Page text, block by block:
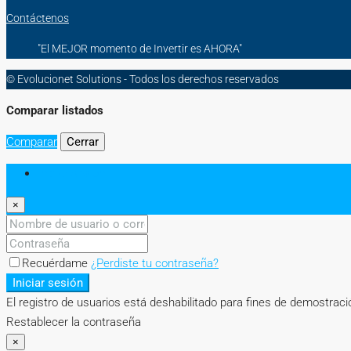
Contáctenos
"El MEJOR momento de Invertir es AHORA"
© Evolucionet Solutions - Todos los derechos reservados
Comparar listados
Comparar Cerrar
×
Recuérdame ¿Perdiste tu contraseña?
Iniciar sesión
El registro de usuarios está deshabilitado para fines de
Restablecer la contraseña
×